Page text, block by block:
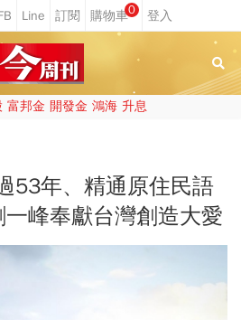
0
富邦金 開發金 鴻海 升息
53年、精通原住民語
峰奉獻台灣創造大愛